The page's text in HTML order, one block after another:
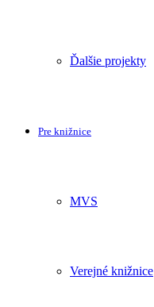
Ďalšie projekty
Pre knižnice
MVS
Verejné knižnice